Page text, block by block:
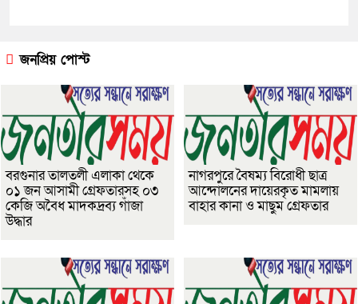
জনপ্রিয় পোস্ট
বরগুনার তালতলী এলাকা থেকে
০১ জন আসামী গ্রেফতারসহ ০৩
কেজি অবৈধ মাদকদ্রব্য গাঁজা
উদ্ধার
নাগরপুরে বৈষম্য বিরোধী ছাত্র
আন্দোলনের দায়েরকৃত মামলায়
বাহার কানা ও মাছুম গ্রেফতার